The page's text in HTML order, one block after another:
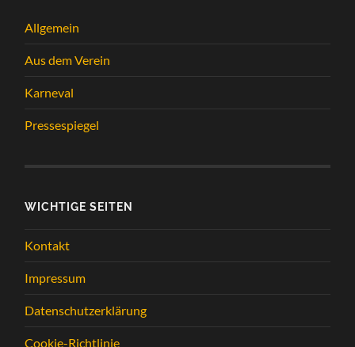
Allgemein
Aus dem Verein
Karneval
Pressespiegel
WICHTIGE SEITEN
Kontakt
Impressum
Datenschutzerklärung
Cookie-Richtlinie